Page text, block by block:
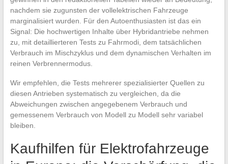
nachdem sie zugunsten der vollelektrischen Fahrzeuge
marginalisiert wurden. Für den Autoenthusiasten ist das ein
Signal: Die hochwertigen Inhalte über Hybridantriebe nehmen
zu, mit detaillierteren Tests zu Fahrmodi, dem tatsächlichen
Verbrauch im Mischzyklus und dem dynamischen Verhalten im
reinen Verbrennermodus.
Wir empfehlen, die Tests mehrerer spezialisierter Quellen zu
diesen Antrieben systematisch zu vergleichen, da die
Abweichungen zwischen angegebenem Verbrauch und
gemessenem Verbrauch von Modell zu Modell sehr variabel
bleiben.
Kaufhilfen für Elektrofahrzeuge